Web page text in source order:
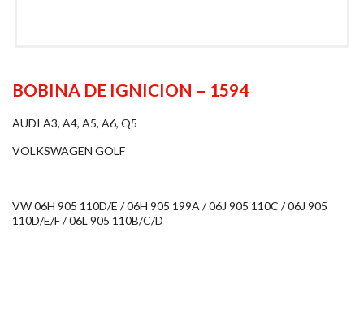
BOBINA DE IGNICION – 1594
AUDI A3, A4, A5, A6, Q5
VOLKSWAGEN GOLF
VW 06H 905 110D/E / 06H 905 199A / 06J 905 110C / 06J 905
110D/E/F / 06L 905 110B/C/D